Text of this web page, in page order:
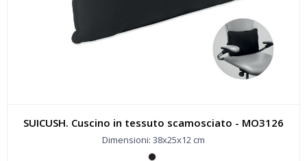
SUICUSH. Cuscino in tessuto scamosciato - MO3126
Dimensioni: 38x25x12 cm